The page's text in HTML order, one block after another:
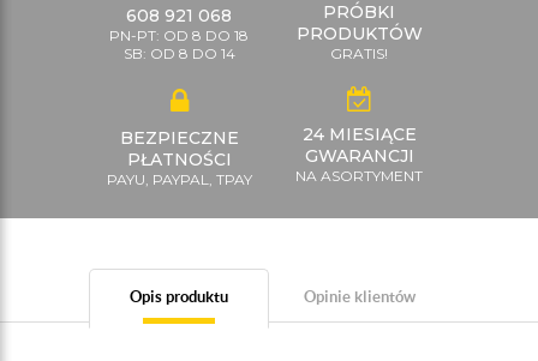
608 921 068
PN-PT: OD 8 DO 18
SB: OD 8 DO 14
PRÓBKI
PRODUKTÓW
GRATIS!
BEZPIECZNE
PŁATNOŚCI
PAYU, PAYPAL, TPAY
24 MIESIĄCE
GWARANCJI
NA ASORTYMENT
Opis produktu Opinie klientów